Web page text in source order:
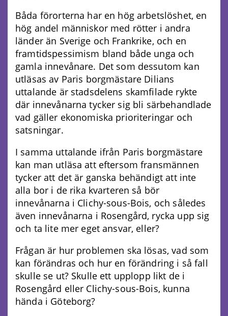
Båda förorterna har en hög arbetslöshet, en
hög andel människor med rötter i andra
länder än Sverige och Frankrike, och en
framtidspessimism bland både unga och
gamla innevånare. Det som dessutom kan
utläsas av Paris borgmästare Dilians
uttalande är stadsdelens skamfilade rykte
där innevånarna tycker sig bli särbehandlade
vad gäller ekonomiska prioriteringar och
satsningar.
I samma uttalande ifrån Paris borgmästare
kan man utläsa att eftersom fransmännen
tycker att det är ganska behändigt att inte
alla bor i de rika kvarteren så bör
innevånarna i Clichy-sous-Bois, och således
även innevånarna i Rosengård, rycka upp sig
och ta lite mer eget ansvar, eller?
Frågan är hur problemen ska lösas, vad som
kan förändras och hur en förändring i så fall
skulle se ut? Skulle ett upplopp likt de i
Rosengård eller Clichy-sous-Bois, kunna
hända i Göteborg?